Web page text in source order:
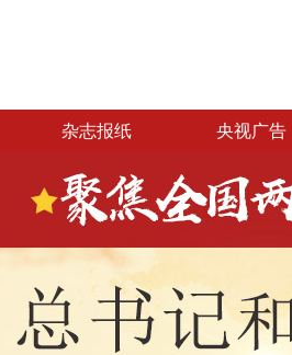
杂志报纸 央视广告